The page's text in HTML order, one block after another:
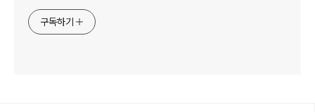
구독하기